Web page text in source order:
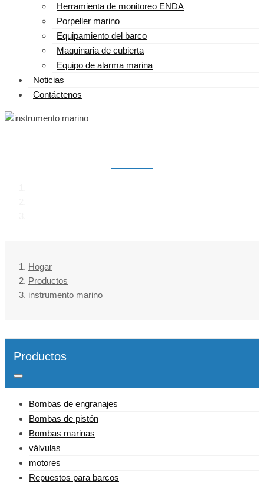
Herramienta de monitoreo ENDA
Porpeller marino
Equipamiento del barco
Maquinaria de cubierta
Equipo de alarma marina
Noticias
Contáctenos
Hogar
Productos
instrumento marino
Productos
Bombas de engranajes
Bombas de pistón
Bombas marinas
válvulas
motores
Repuestos para barcos